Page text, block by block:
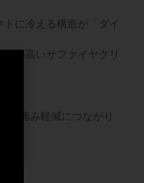
に冷える構造が「ダイ
が高いサファイヤクリ
の痛み軽減につながり